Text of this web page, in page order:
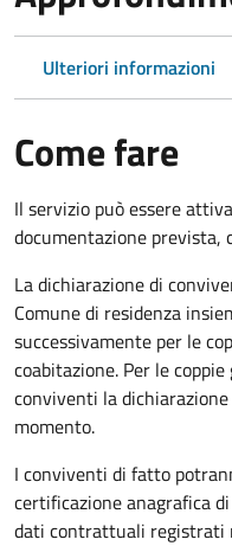
Ulteriori informazioni
Come fare
Il servizio può essere
documentazione prevista,
La dichiarazione di
Comune di residenza
successivamente per le
coabitazione. Per le
conviventi la
momento.
I conviventi di fatto
certificazione anagrafica
dati contrattuali registrati